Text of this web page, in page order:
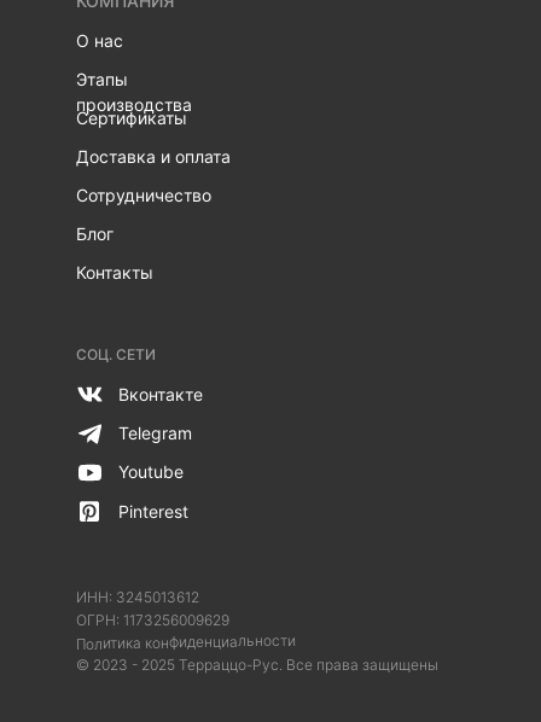
© 2023 - 2025 Терраццо-Рус. Все права защищены
ИНН: 3245013612
ОГРН: 1173256009629
Политика конфиденциальности
О нас
Этапы
производства
Сертификаты
Доставка и оплата
Сотрудничество
Блог
Контакты
СОЦ. СЕТИ
Вконтакте
Telegram
Pinterest
Youtube